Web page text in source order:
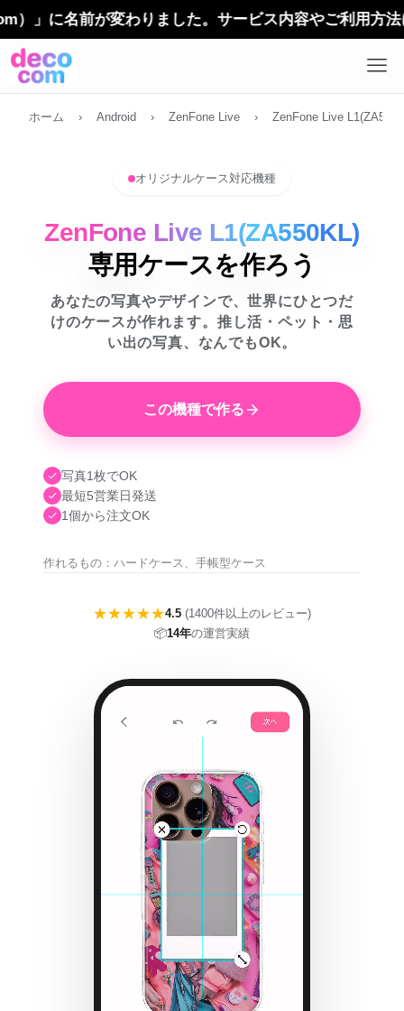
前が変わりました。サービス内容やご利用方法に変更は
ホーム › Android › ZenFone Live › ZenFone Live
オリジナルケース対応機種
ZenFone Live L1(ZA550KL)
専用ケースを作ろう
あなたの写真やデザインで、世界にひとつだ
けのケースが作れます。推し活・ペット・思
い出の写真、なんでもOK。
この機種で作る
写真1枚でOK
最短5営業日発送
1個から注文OK
作れるもの：ハードケース、手帳型ケース
★★★★★4.5 (1400件以上のレビュー)
📦14年の運営実績